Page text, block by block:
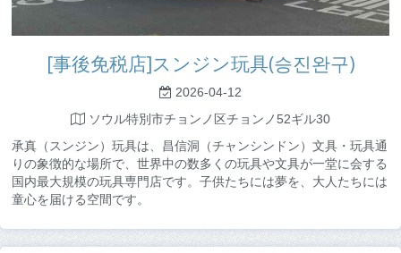
[事後免税店]スンジン玩具(승진완구)
2026-04-12
ソウル特別市チョンノ区チョンノ52ギル30
承真（スンジン）玩具は、昌信洞（チャンシンドン）文具・玩具通
りの象徴的な場所で、世界中の数多くの玩具や文具が一堂に会する
国内最大規模の玩具専門店です。子供たちには夢を、大人たちには
童心を届ける空間です。